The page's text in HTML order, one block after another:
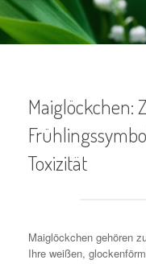
Maiglöckchen:
Toxizität
Maiglöckchen gehören
Ihre weißen,